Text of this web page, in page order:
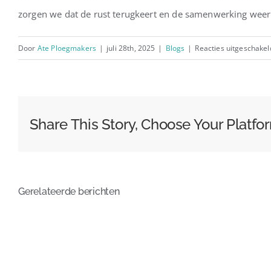
zorgen we dat de rust terugkeert en de samenwerking
Door Ate Ploegmakers | juli 28th, 2025 | Blogs | Reacties
Share This Story, Choose Your
Gerelateerde berichten